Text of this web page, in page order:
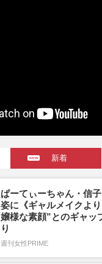
新着
ぱーてぃーちゃん・信
姿に《ギャルメイクよ
嬢様な素顔”とのギャッ
り
週刊女性PRIME